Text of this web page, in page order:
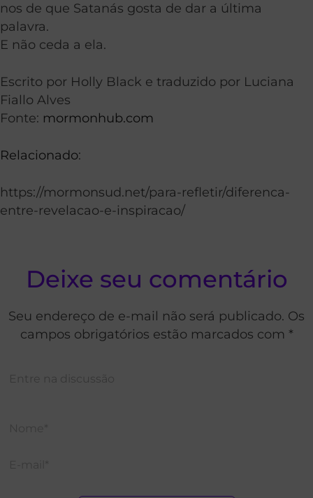
nos de que Satanás gosta de dar a última
palavra.
E não ceda a ela.
Escrito por Holly Black e traduzido por Luciana
Fiallo Alves
Fonte: mormonhub.com
Relacionado:
https://mormonsud.net/para-refletir/diferenca-
entre-revelacao-e-inspiracao/
Deixe seu comentário
Seu endereço de e-mail não será publicado. Os
campos obrigatórios estão marcados com *